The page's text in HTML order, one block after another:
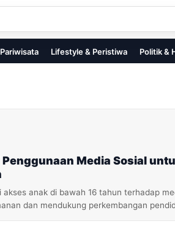
Lifestyle & Peristiwa Politik &
Media Sosial
akses anak di bawah 16 tahun terhadap
dan mendukung perkembangan